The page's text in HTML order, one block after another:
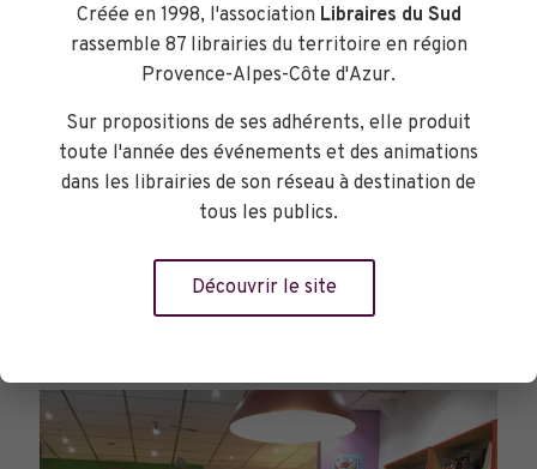
PARCOURS DU LIVRE JEUNESSE
Créée en 1998, l'association Libraires du Sud
rassemble 87 librairies du territoire en région
Provence-Alpes-Côte d'Azur.
Sur propositions de ses adhérents, elle produit
toute l'année des événements et des animations
dans les librairies de son réseau à destination de
tous les publics.
Découvrir le site